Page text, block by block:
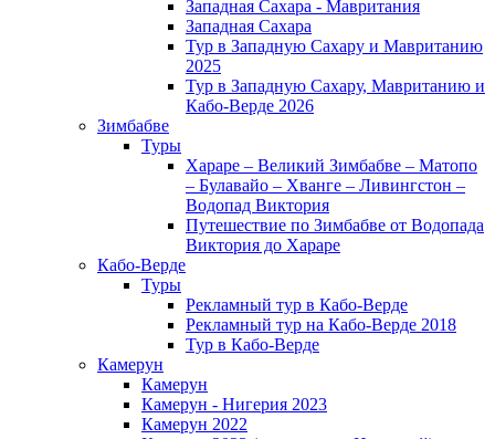
Западная Сахара - Мавритания
Западная Сахара
Тур в Западную Сахару и Мавританию
2025
Тур в Западную Сахару, Мавританию и
Кабо-Верде 2026
Зимбабве
Туры
Хараре – Великий Зимбабве – Матопо
– Булавайо – Хванге – Ливингстон –
Водопад Виктория
Путешествие по Зимбабве от Водопада
Виктория до Хараре
Кабо-Верде
Туры
Рекламный тур в Кабо-Верде
Рекламный тур на Кабо-Верде 2018
Тур в Кабо-Верде
Камерун
Камерун
Камерун - Нигерия 2023
Камерун 2022